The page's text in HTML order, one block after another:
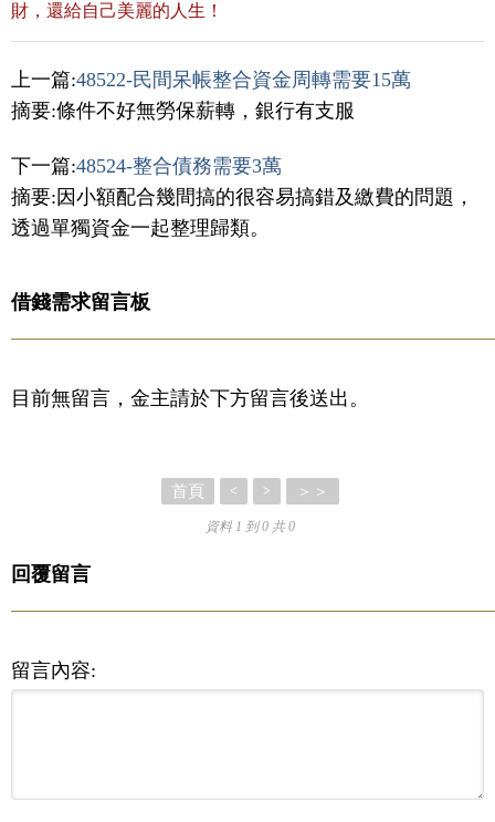
財，還給自己美麗的人生！
上一篇:48522-民間呆帳整合資金周轉需要15萬
摘要:條件不好無勞保薪轉，銀行有支服
下一篇:48524-整合債務需要3萬
摘要:因小額配合幾間搞的很容易搞錯及繳費的問題，
透過單獨資金一起整理歸類。
借錢需求留言板
目前無留言，金主請於下方留言後送出。
首頁 < > ＞＞
資料 1 到 0 共 0
回覆留言
留言內容: